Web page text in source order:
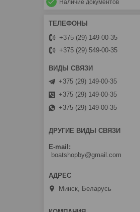
Наличие документов
+375 (29) 149-00-35
+375 (29) 549-00-35
+375 (29) 149-00-35
+375 (29) 149-00-35
+375 (29) 149-00-35
ДРУГИЕ ВИДЫ СВЯЗИ
E-mail
boatshopby@gmail.com
Минск, Беларусь